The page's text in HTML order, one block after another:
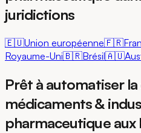
juridictions
🇪🇺Union européenne🇫🇷
Royaume-Uni🇧🇷Brésil🇦🇺
Prêt à automatiser
médicaments &
pharmaceutique aux